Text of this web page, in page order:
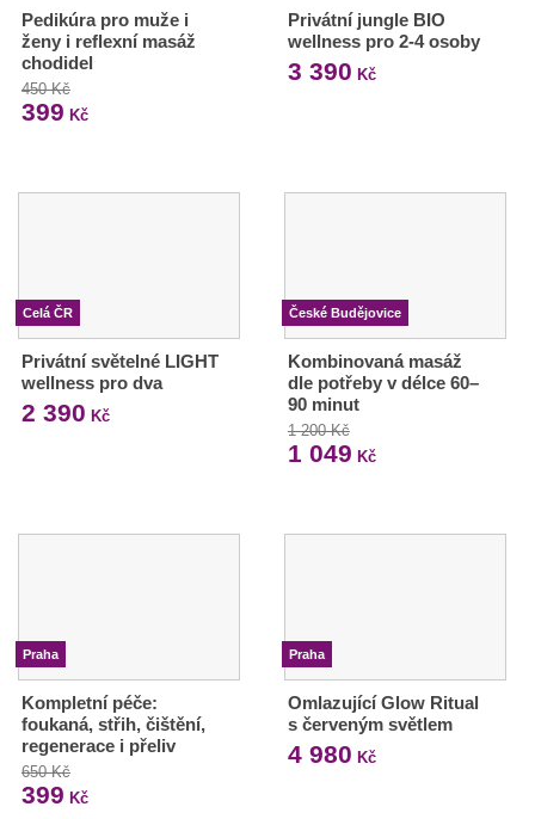
Pedikúra pro muže i
ženy i reflexní masáž
chodidel
450 Kč
399 Kč
Privátní jungle BIO
wellness pro 2-4 osoby
3 390 Kč
Celá ČR
Privátní světelné LIGHT
wellness pro dva
2 390 Kč
České Budějovice
Kombinovaná masáž
dle potřeby v délce 60–
90 minut
1 200 Kč
1 049 Kč
Praha
Kompletní péče:
foukaná, střih, čištění,
regenerace i přeliv
650 Kč
399 Kč
Praha
Omlazující Glow Ritual
s červeným světlem
4 980 Kč